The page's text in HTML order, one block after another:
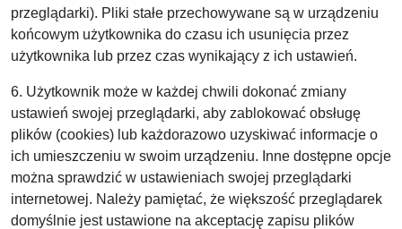
przeglądarki). Pliki stałe przechowywane są w urządzeniu
końcowym użytkownika do czasu ich usunięcia przez
użytkownika lub przez czas wynikający z ich ustawień.
6. Użytkownik może w każdej chwili dokonać zmiany
ustawień swojej przeglądarki, aby zablokować obsługę
plików (cookies) lub każdorazowo uzyskiwać informacje o
ich umieszczeniu w swoim urządzeniu. Inne dostępne opcje
można sprawdzić w ustawieniach swojej przeglądarki
internetowej. Należy pamiętać, że większość przeglądarek
domyślnie jest ustawione na akceptację zapisu plików